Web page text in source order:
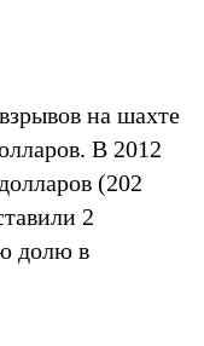
на шахте
В 2012
(202
2
долю в